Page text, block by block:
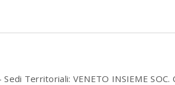
Territoriali: VENETO INSIEME SOC.